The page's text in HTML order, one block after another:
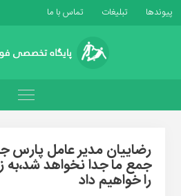
پیوندها تبلیغات تماس با ما
رضاییان مدیر عامل پارس
جمع ما جدا نخواهد شد،به
را خواهیم داد